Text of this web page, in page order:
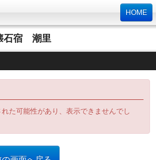
HOME
石宿 潮里
た可能性があり、表示できませんでし